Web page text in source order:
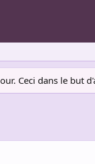
Ceci dans le but